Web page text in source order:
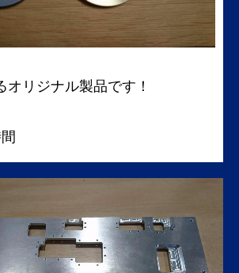
オリジナル製品です！